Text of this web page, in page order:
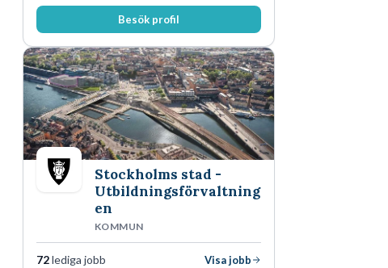
medkänsla, mod och handlingskraft
genomsyrar allt vi gör. Vi är tydliga med vad vi
samtidigt möjligheter att växa och utvecklas
internt.
Besök profil
Stockholms stad -
Utbildningsförvaltning
en
KOMMUN
72lediga jobb
Visa jobb